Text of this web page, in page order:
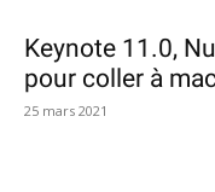
Keynote 11.0,
pour coller à
25 mars 2021